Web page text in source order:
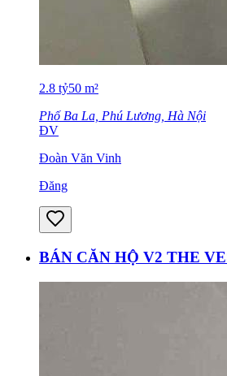
2.8 tỷ50 m²
Phố Ba La, Phú Lương, Hà Nội
ĐV
Đoàn Văn Vinh
Đăng
BÁN CĂN HỘ V2 THE